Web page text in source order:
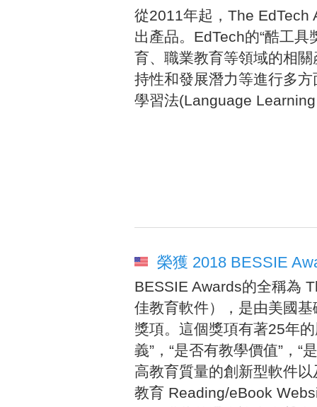
從2011年起，The EdTech
出產品。EdTech的“酷工
育、職業教育等領域的相
持性和發展潛力等進行多
學習法(Language
榮獲 2018 BESSIE
BESSIE Awards的全稱為
佳教育軟件），是由美國
獎項。這個獎項有著25年
義”，“是否有教學價值”，“
高教育質量的創新型軟件
教育 Reading/eBook